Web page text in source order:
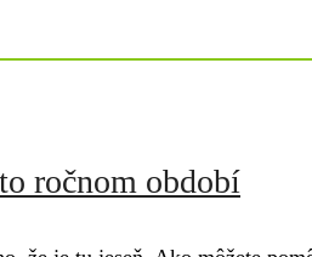
ročnom období